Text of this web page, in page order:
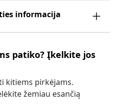
informacija
patiko? Įkelkite jos
kitiems pirkėjams.
žemiau esančią